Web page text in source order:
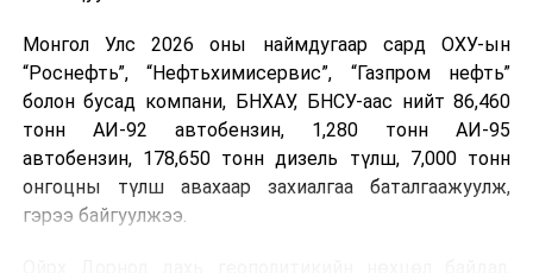
Монгол Улс 2026 оны наймдугаар сард ОХУ-ын
“Роснефть”, “Нефтьхимисервис”, “Газпром нефть”
болон бусад компани, БНХАУ, БНСУ-аас нийт 86,460
тонн АИ-92 автобензин, 1,280 тонн АИ-95
автобензин, 178,650 тонн дизель түлш, 7,000 тонн
онгоцны түлш авахаар захиалгаа баталгаажуулж,
гэрээ байгуулжээ.